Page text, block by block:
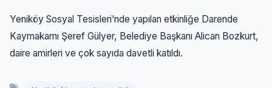
Yeniköy Sosyal Tesisleri’nde yapılan etkinliğe Darende
Kaymakamı Şeref Gülyer, Belediye Başkanı Alican Bozkurt,
daire amirleri ve çok sayıda davetli katıldı.